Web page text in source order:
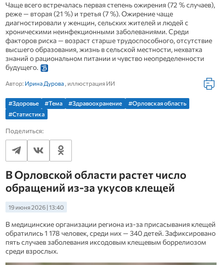
Чаще всего встречалась первая степень ожирения (72 % случаев),
реже — вторая (21 %) и третья (7 %). Ожирение чаще
диагностировали у женщин, сельских жителей и людей с
хроническими неинфекционными заболеваниями. Среди
факторов риска — возраст старше трудоспособного, отсутствие
высшего образования, жизнь в сельской местности, нехватка
знаний о рациональном питании и чувство неопределенности
будущего.
Автор: Ирина Дурова, иллюстрация ИИ
#Здоровье #Тема #Здравоохранение
#Орловская область
#Статистика
Поделиться:
В Орловской области растет число
обращений из‑за укусов клещей
19 июня 2026 | 13:40
В медицинские организации региона из‑за присасывания клещей
обратились 1 178 человек, среди них — 340 детей. Зафиксировано
пять случаев заболевания иксодовым клещевым боррелиозом
среди взрослых.